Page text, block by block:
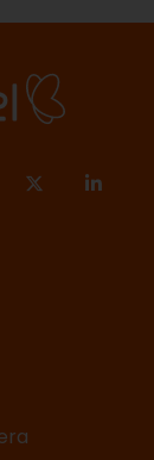
del programa de